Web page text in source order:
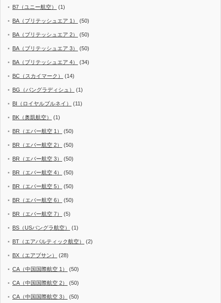
B7（ユニー航空） (1)
BA（ブリテッシュエア 1） (50)
BA（ブリテッシュエア 2） (50)
BA（ブリテッシュエア 3） (50)
BA（ブリテッシュエア 4） (34)
BC（スカイマーク） (14)
BG（バングラディシュ） (1)
BI（ロイヤルブルネイ） (11)
BK（奥凱航空） (1)
BR（エバー航空 1） (50)
BR（エバー航空 2） (50)
BR（エバー航空 3） (50)
BR（エバー航空 4） (50)
BR（エバー航空 5） (50)
BR（エバー航空 6） (50)
BR（エバー航空 7） (5)
BS（USバングラ航空） (1)
BT（エアバルティック航空） (2)
BX（エアプサン） (28)
CA（中国国際航空 1） (50)
CA（中国国際航空 2） (50)
CA（中国国際航空 3） (50)